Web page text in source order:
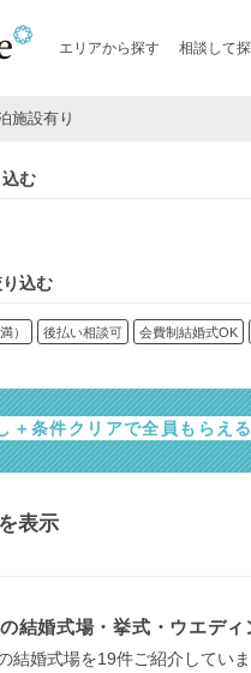
エリアから探す 相談して
施設有り
む
込む
） 後払い相談可 会費制結婚式OK
＋条件クリアで全員もらえる
表示
結婚式場・挙式・ウエディ
結婚式場を19件ご紹介してい